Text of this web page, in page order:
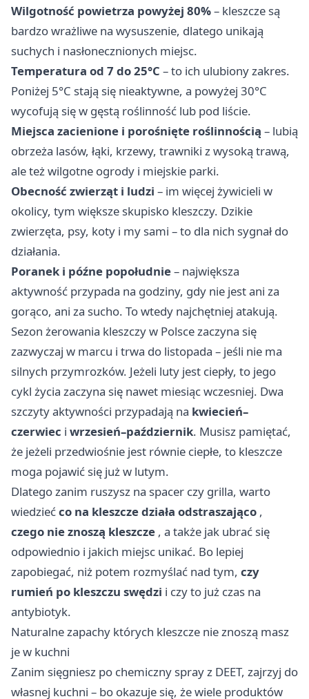
Wilgotność powietrza powyżej 80%– kleszcze są
bardzo wrażliwe na wysuszenie, dlatego unikają
suchych i nasłonecznionych miejsc.
Temperatura od 7 do 25°C – to ich ulubiony zakres.
Poniżej 5°C stają się nieaktywne, a powyżej 30°C
wycofują się w gęstą roślinność lub pod liście.
Miejsca zacienione i porośnięte roślinnością – lubią
obrzeża lasów, łąki, krzewy, trawniki z wysoką trawą,
ale też wilgotne ogrody i miejskie parki.
Obecność zwierząt i ludzi – im więcej żywicieli w
okolicy, tym większe skupisko kleszczy. Dzikie
zwierzęta, psy, koty i my sami – to dla nich sygnał do
działania.
Poranek i późne popołudnie– największa
aktywność przypada na godziny, gdy nie jest ani za
gorąco, ani za sucho. To wtedy najchętniej atakują.
Sezon żerowania kleszczy w Polsce zaczyna się
zazwyczaj w marcu i trwa do listopada – jeśli nie ma
silnych przymrozków. Jeżeli luty jest ciepły, to jego
cykl życia zaczyna się nawet miesiąc wczesniej. Dwa
szczyty aktywności przypadają na kwiecień–
czerwiec i wrzesień–październik. Musisz pamiętać,
że jeżeli przedwiośnie jest równie ciepłe, to kleszcze
moga pojawić się już w lutym.
Dlatego zanim ruszysz na spacer czy grilla, warto
wiedziećco na kleszcze działa odstraszająco ,
czego nie znoszą kleszcze , a także jak ubrać się
odpowiednio i jakich miejsc unikać. Bo lepiej
zapobiegać, niż potem rozmyślać nad tym, czy
rumień po kleszczu swędzi i czy to już czas na
antybiotyk.
Naturalne zapachy których kleszcze nie znoszą masz
je w kuchni
Zanim sięgniesz po chemiczny spray z DEET, zajrzyj do
własnej kuchni – bo okazuje się, że wiele produktów